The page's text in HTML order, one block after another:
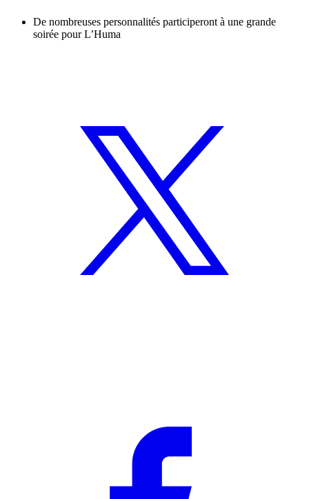
De nombreuses personnalités participeront à une grande
soirée pour L’Huma